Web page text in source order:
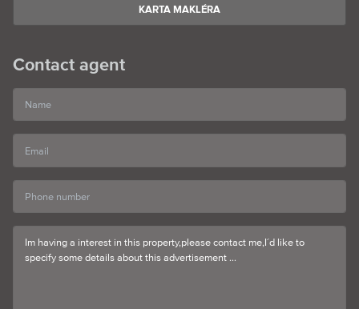
KARTA MAKLÉRA
Contact agent